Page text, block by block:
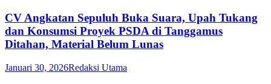
CV Angkatan Sepuluh Buka Suara, Upah Tukang
dan Konsumsi Proyek PSDA di Tanggamus
Ditahan, Material Belum Lunas
Januari 30, 2026Redaksi Utama